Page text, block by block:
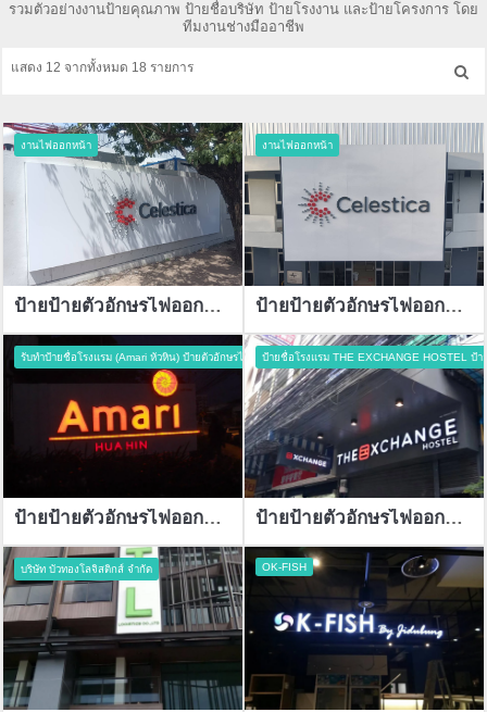
รวมตัวอย่างงานป้ายคุณภาพ ป้ายชื่อบริษัท ป้ายโรงงาน และป้ายโครงการ โดย
ทีมงานช่างมืออาชีพ
แสดง 12 จากทั้งหมด 18 รายการ
งานไฟออกหน้า
ป้ายป้ายตัวอักษรไฟออกหน้า
งานไฟออกหน้า
ป้ายป้ายตัวอักษรไฟออกหน้า
รับทำป้ายชื่อโรงแรม (Amari หัวหิน) ป้ายตัวอักษรไฟออกหน้า อะคริลิกซิงค์ทำสีเกรดพรีเมียม
ป้ายป้ายตัวอักษรไฟออกหน้า
ป้ายชื่อโรงแรม THE EXCHANGE HOSTEL ป้
ป้ายป้ายตัวอักษรไฟออกหน้า
บริษัท บัวทองโลจิสติกส์ จำกัด OK-FISH